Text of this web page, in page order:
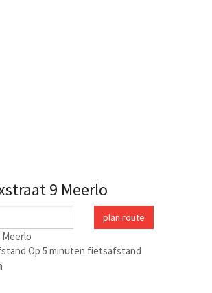
9 Meerlo
plan route
Meerlo
Op 5 minuten fietsafstand